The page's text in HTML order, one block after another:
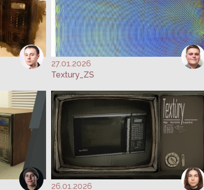
27.01.2026
Textury_ZS
26.01.2026